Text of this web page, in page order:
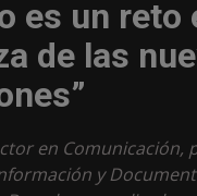
es un reto
de las
en Comunicación,
y